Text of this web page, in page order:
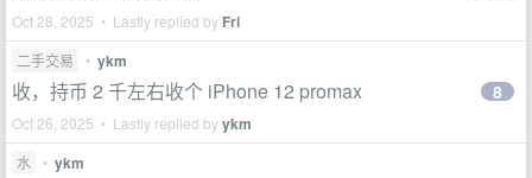
Oct 28, 2025 • Lastly replied by Fri
二手交易 • ykm
收，持币 2 千左右收个 iPhone 12 promax
Oct 26, 2025 • Lastly replied byykm
8
水 • ykm